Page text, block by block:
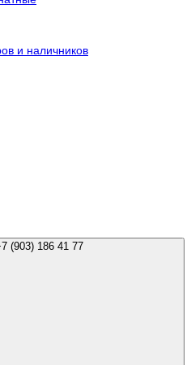
и наличников
+7 (903) 186 41 77